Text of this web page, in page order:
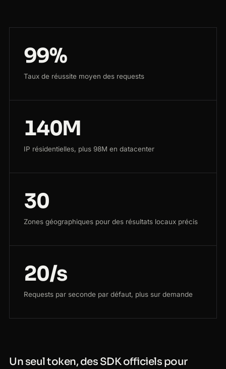
99%
Taux de réussite moyen des requests
140M
IP résidentielles, plus 98M en datacenter
30
Zones géographiques pour des résultats locaux précis
20/s
Requests par seconde par défaut, plus sur demande
Un seul token, des SDK officiels pour